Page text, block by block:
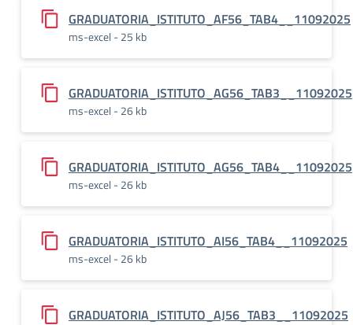
GRADUATORIA_ISTITUTO_AF56_TAB4__11092025
ms-excel - 25 kb
GRADUATORIA_ISTITUTO_AG56_TAB3__11092025
ms-excel - 26 kb
GRADUATORIA_ISTITUTO_AG56_TAB4__11092025
ms-excel - 26 kb
GRADUATORIA_ISTITUTO_AI56_TAB4__11092025
ms-excel - 26 kb
GRADUATORIA_ISTITUTO_AJ56_TAB3__11092025